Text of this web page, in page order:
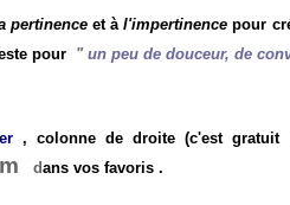
pertinenceet àl'impertinence pour
pour "un peu de douceur, de
, colonne de droite (c'est gratuit
dans vos favoris .